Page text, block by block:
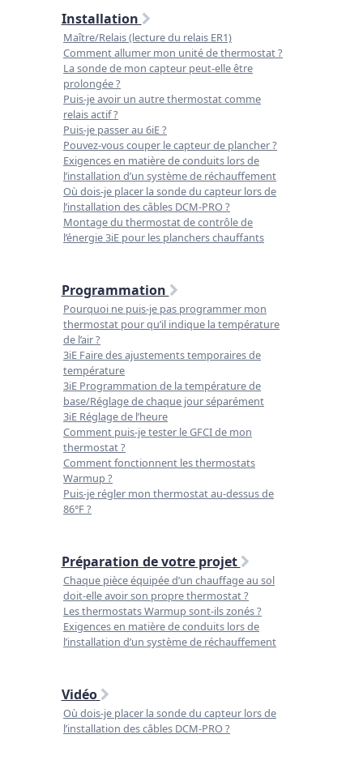
Installation
Maître/Relais (lecture du relais ER1)
Comment allumer mon unité de thermostat ?
La sonde de mon capteur peut-elle être
prolongée ?
Puis-je avoir un autre thermostat comme
relais actif ?
Puis-je passer au 6iE ?
Pouvez-vous couper le capteur de plancher ?
Exigences en matière de conduits lors de
l’installation d’un système de réchauffement
Où dois-je placer la sonde du capteur lors de
l’installation des câbles DCM-PRO ?
Montage du thermostat de contrôle de
l’énergie 3iE pour les planchers chauffants
Programmation
Pourquoi ne puis-je pas programmer mon
thermostat pour qu’il indique la température
de l’air ?
3iE Faire des ajustements temporaires de
température
3iE Programmation de la température de
base/Réglage de chaque jour séparément
3iE Réglage de l’heure
Comment puis-je tester le GFCI de mon
thermostat ?
Comment fonctionnent les thermostats
Warmup ?
Puis-je régler mon thermostat au-dessus de
86°F ?
Préparation de votre projet
Chaque pièce équipée d’un chauffage au sol
doit-elle avoir son propre thermostat ?
Les thermostats Warmup sont-ils zonés ?
Exigences en matière de conduits lors de
l’installation d’un système de réchauffement
Vidéo
Où dois-je placer la sonde du capteur lors de
l’installation des câbles DCM-PRO ?